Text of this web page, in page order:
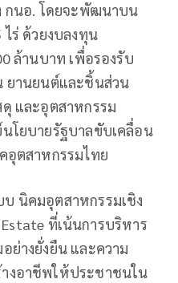
กนอ. โดยจะพัฒนาบน
ร่ ด้วยงบลงทุน
ล้านบาท เพื่อรองรับ
ยานยนต์และชิ้นส่วน
และอุตสาหกรรม
โยบายรัฐบาลขับเคลื่อน
อุตสาหกรรมไทย
นิคมอุตสาหกรรมเชิง
ที่เน้นการบริหาร
ย่างยั่งยืน และความ
งอาชีพให้ประชาชนใน